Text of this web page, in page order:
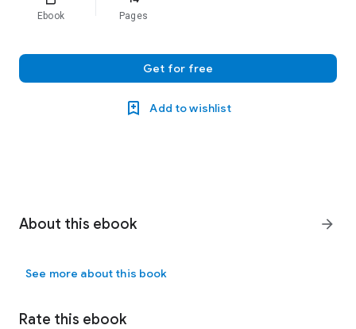
Ebook Pages
Get for free
Add to wishlist
About this ebook arrow_forward
See more about this book
Rate this ebook